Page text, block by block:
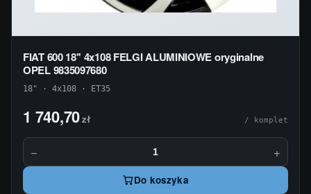
FIAT 600 18'' 4x108 FELGI ALUMINIOWE oryginalne
OPEL 9835097680
18" · 4x108 · ET35
1 740,70zł / komplet
− +
Do koszyka